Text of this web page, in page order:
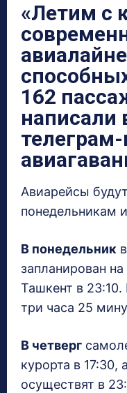
«Летим с
162
написали
Авиарейсы
понедельникам
В понедельник
запланирован
Ташкент в 23:10.
три часа 25
В четверг
курорта в 17:30,
осуществят в